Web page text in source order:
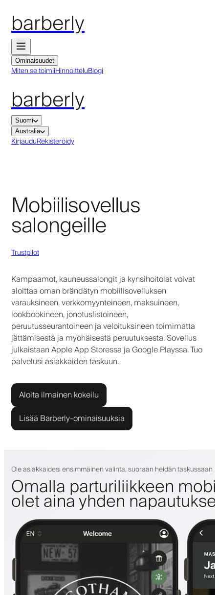
barberly
Ominaisuudet
Miten se toimiiHinnoitteluBlogi
barberly
Suomi
Australia
KirjauduRekisteröidy
Mobiilisovellus
salongeille
Trustpilot
Kampaamot, kauneussalongit ja kynsihoitolat voivat
aloittaa oman brändätyn mobiilisovelluksen
varauksineen, verkkomyynteineen, maksuineen,
lookbookineen, jonotuslistoineen,
peruutusseurantoineen ja veloituksineen toimimatta
jättämisestä ja myöhäisestä peruutuksesta. Sovellus
julkaistaan Apple App Storessa ja Google Playssa. Tuo
palvelusi asiakkaiden taskuun.
Aloita ilmainen kokeilu
Lisää Barberly-ominaisuuksia
Ole asiakkaidesi ensimmäinen valinta, suoraan heidän taskussaan
Omalla parturiliikkeen
olet aina yhden